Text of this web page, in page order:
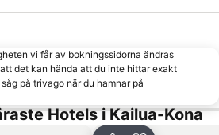
vi får av bokningssidorna ändras
det kan hända att du inte hittar exakt
på trivago när du hamnar på
Hotels i Kailua-Kona